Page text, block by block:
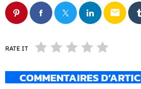
email
RATE IT
COMMENTAIRES